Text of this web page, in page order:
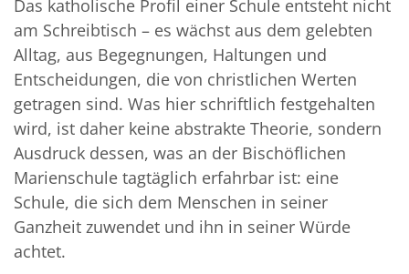
Das katholische Profil einer Schule entsteht nicht
am Schreibtisch – es wächst aus dem gelebten
Alltag, aus Begegnungen, Haltungen und
Entscheidungen, die von christlichen Werten
getragen sind. Was hier schriftlich festgehalten
wird, ist daher keine abstrakte Theorie, sondern
Ausdruck dessen, was an der Bischöflichen
Marienschule tagtäglich erfahrbar ist: eine
Schule, die sich dem Menschen in seiner
Ganzheit zuwendet und ihn in seiner Würde
achtet.